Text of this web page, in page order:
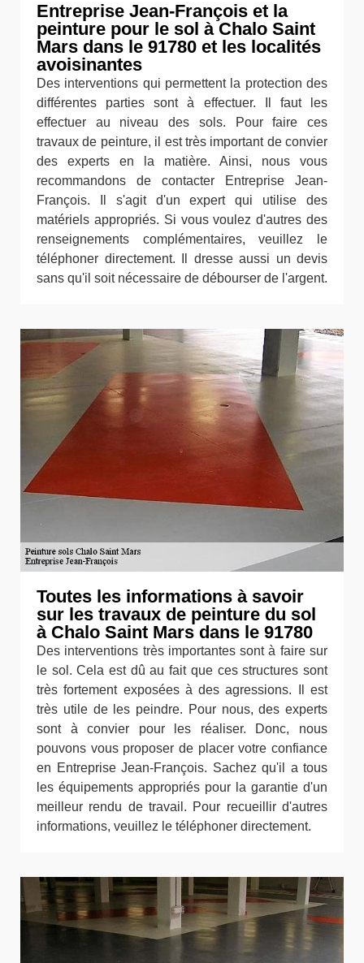
Entreprise Jean-François et la
peinture pour le sol à Chalo Saint
Mars dans le 91780 et les localités
avoisinantes
Des interventions qui permettent la protection des
différentes parties sont à effectuer. Il faut les
effectuer au niveau des sols. Pour faire ces
travaux de peinture, il est très important de convier
des experts en la matière. Ainsi, nous vous
recommandons de contacter Entreprise Jean-
François. Il s'agit d'un expert qui utilise des
matériels appropriés. Si vous voulez d'autres des
renseignements complémentaires, veuillez le
téléphoner directement. Il dresse aussi un devis
sans qu'il soit nécessaire de débourser de l'argent.
Toutes les informations à savoir
sur les travaux de peinture du sol
à Chalo Saint Mars dans le 91780
Des interventions très importantes sont à faire sur
le sol. Cela est dû au fait que ces structures sont
très fortement exposées à des agressions. Il est
très utile de les peindre. Pour nous, des experts
sont à convier pour les réaliser. Donc, nous
pouvons vous proposer de placer votre confiance
en Entreprise Jean-François. Sachez qu'il a tous
les équipements appropriés pour la garantie d'un
meilleur rendu de travail. Pour recueillir d'autres
informations, veuillez le téléphoner directement.